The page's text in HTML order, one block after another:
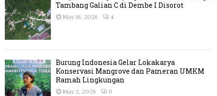
Tambang Galian C di Dembe I Disorot
May 16, 2026 4
Burung Indonesia Gelar Lokakarya
Konservasi Mangrove dan Pameran UMKM
Ramah Lingkungan
May 2, 2026 0